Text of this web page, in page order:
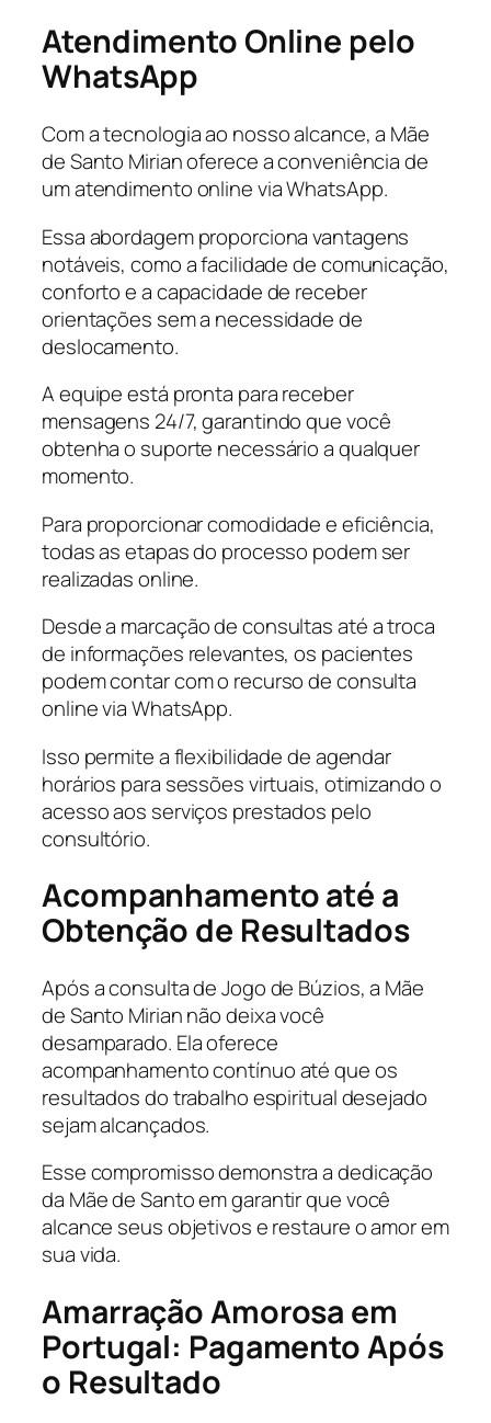
Atendimento Online pelo
WhatsApp
Com a tecnologia ao nosso alcance, a Mãe
de Santo Mirian oferece a conveniência de
um atendimento online via WhatsApp.
Essa abordagem proporciona vantagens
notáveis, como a facilidade de comunicação,
conforto e a capacidade de receber
orientações sem a necessidade de
deslocamento.
A equipe está pronta para receber
mensagens 24/7, garantindo que você
obtenha o suporte necessário a qualquer
momento.
Para proporcionar comodidade e eficiência,
todas as etapas do processo podem ser
realizadas online.
Desde a marcação de consultas até a troca
de informações relevantes, os pacientes
podem contar com o recurso de consulta
online via WhatsApp.
Isso permite a flexibilidade de agendar
horários para sessões virtuais, otimizando o
acesso aos serviços prestados pelo
consultório.
Acompanhamento até a
Obtenção de Resultados
Após a consulta de Jogo de Búzios, a Mãe
de Santo Mirian não deixa você
desamparado. Ela oferece
acompanhamento contínuo até que os
resultados do trabalho espiritual desejado
sejam alcançados.
Esse compromisso demonstra a dedicação
da Mãe de Santo em garantir que você
alcance seus objetivos e restaure o amor em
sua vida.
Amarração Amorosa em
Portugal: Pagamento Após
o Resultado